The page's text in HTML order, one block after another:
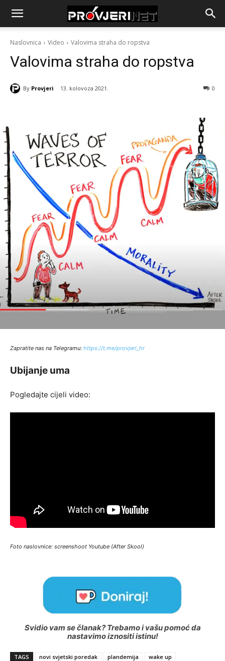
Naslovnica Video Valovima straha do ropstva
Valovima straha do ropstva
By Provjeri 13. kolovoza 2021. 0
Zapratite nas na Telegramu: https://t.me/provjeri_hr
Ubijanje uma
Pogledajte cijeli video:
Foto naslovnice: screenshoot Youtube (After Skool)
Svidio vam se članak? Trebamo i vašu pomoć da
nastavimo iznositi istinu!
TAGS novi svjetski poredak plandemija wake up